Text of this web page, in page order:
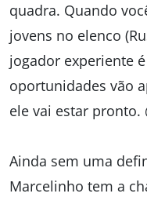
quadra. Quando
jovens no elenco
jogador experiente
oportunidades vão
ele vai estar pronto.
Ainda sem uma
Marcelinho tem a